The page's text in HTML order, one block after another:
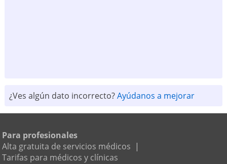
¿Ves algún dato incorrecto?Ayúdanos a mejorar
Para profesionales
Alta gratuita de servicios médicos |
Tarifas para médicos y clínicas